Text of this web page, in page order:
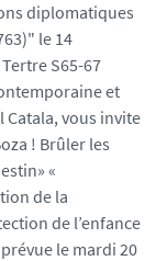
diplomatiques
le 14
S65-67
et
vous invite
! Brûler les
«
de la
de l’enfance
le mardi 20